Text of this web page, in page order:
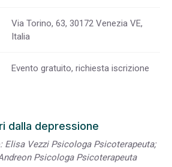
Via Torino, 63, 30172 Venezia VE,
Italia
Evento gratuito, richiesta iscrizione
dalla depressione
Elisa Vezzi Psicologa Psicoterapeuta;
Psicologa Psicoterapeuta